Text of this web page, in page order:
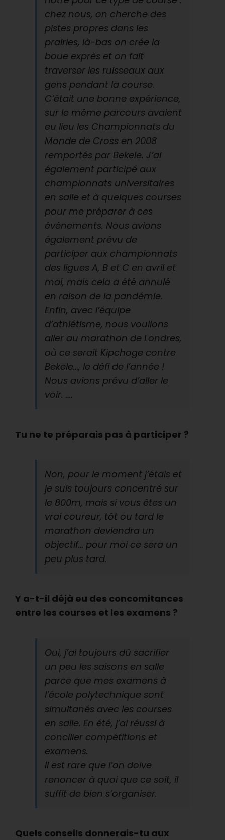
chez nous, on cherche des
pistes propres dans les
prairies, là-bas on crée la
boue exprès et on fait
traverser les ruisseaux aux
gens pendant la course.
C’était une bonne expérience,
sur le même parcours avaient
eu lieu les Championnats du
Monde de Cross en 2008
remportés par Bekele. J’ai
également participé aux
championnats universitaires
en salle et à quelques courses
pour me préparer à ces
événements. Nous avions
également prévu de
participer aux championnats
des ligues A, B et C en avril et
mai, mais cela a été annulé
en raison de la pandémie.
Enfin, avec l’équipe
d’athlétisme, nous voulions
aller au marathon de Londres,
où ce serait Kipchoge contre
Bekele…, le défi de l’année !
Nous avions prévu d’aller le
voir. ….
Tu ne te préparais pas à participer ?
Non, pour le moment j’étais et
je suis toujours concentré sur
le 800m, mais si vous êtes un
vrai coureur, tôt ou tard le
marathon deviendra un
objectif… pour moi ce sera un
peu plus tard.
Y a-t-il déjà eu des concomitances
entre les courses et les examens ?
Oui, j’ai toujours dû sacrifier
un peu les saisons en salle
parce que mes examens à
l’école polytechnique sont
simultanés avec les courses
en salle. En été, j’ai réussi à
concilier compétitions et
examens.
Il est rare que l’on doive
renoncer à quoi que ce soit, il
suffit de bien s’organiser.
Quels conseils donnerais-tu aux